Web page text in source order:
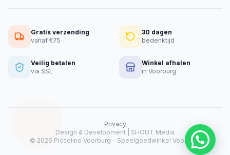
Gratis verzending
vanaf €75
30 dagen
bedenktijd
Veilig betalen
via SSL
Winkel afhalen
in Voorburg
Privacy
Design & Development | SHOUT Media
© 2026 Piccolino Voorburg - Speelgoedwinkel Voorburg
Heeft u hulp nodig?